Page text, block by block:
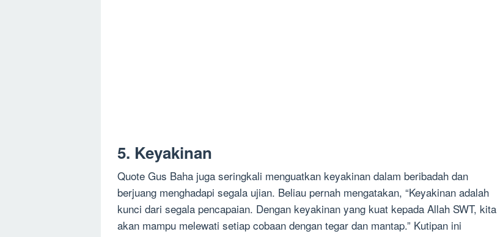
5. Keyakinan
Quote Gus Baha juga seringkali menguatkan keyakinan dalam beribadah dan
berjuang menghadapi segala ujian. Beliau pernah mengatakan, “Keyakinan adalah
kunci dari segala pencapaian. Dengan keyakinan yang kuat kepada Allah SWT, kita
akan mampu melewati setiap cobaan dengan tegar dan mantap.” Kutipan ini